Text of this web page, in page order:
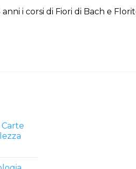
i corsi di Fiori di Bach e
Carte